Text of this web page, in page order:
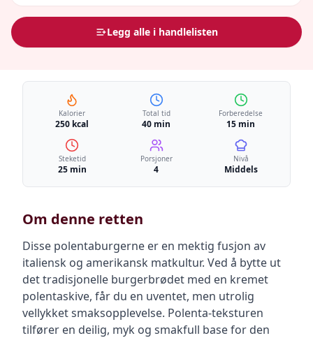
Legg alle i handlelisten
Kalorier
250 kcal
Total tid
40 min
Forberedelse
15 min
Steketid
25 min
Porsjoner
4
Nivå
Middels
Om denne retten
Disse polentaburgerne er en mektig fusjon av
italiensk og amerikansk matkultur. Ved å bytte ut
det tradisjonelle burgerbrødet med en kremet
polentaskive, får du en uventet, men utrolig
vellykket smaksopplevelse. Polenta-teksturen
tilfører en deilig, myk og smakfull base for den